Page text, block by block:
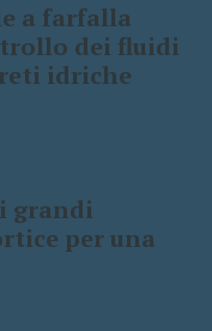
a farfalla
dei fluidi
idriche
grandi
per una